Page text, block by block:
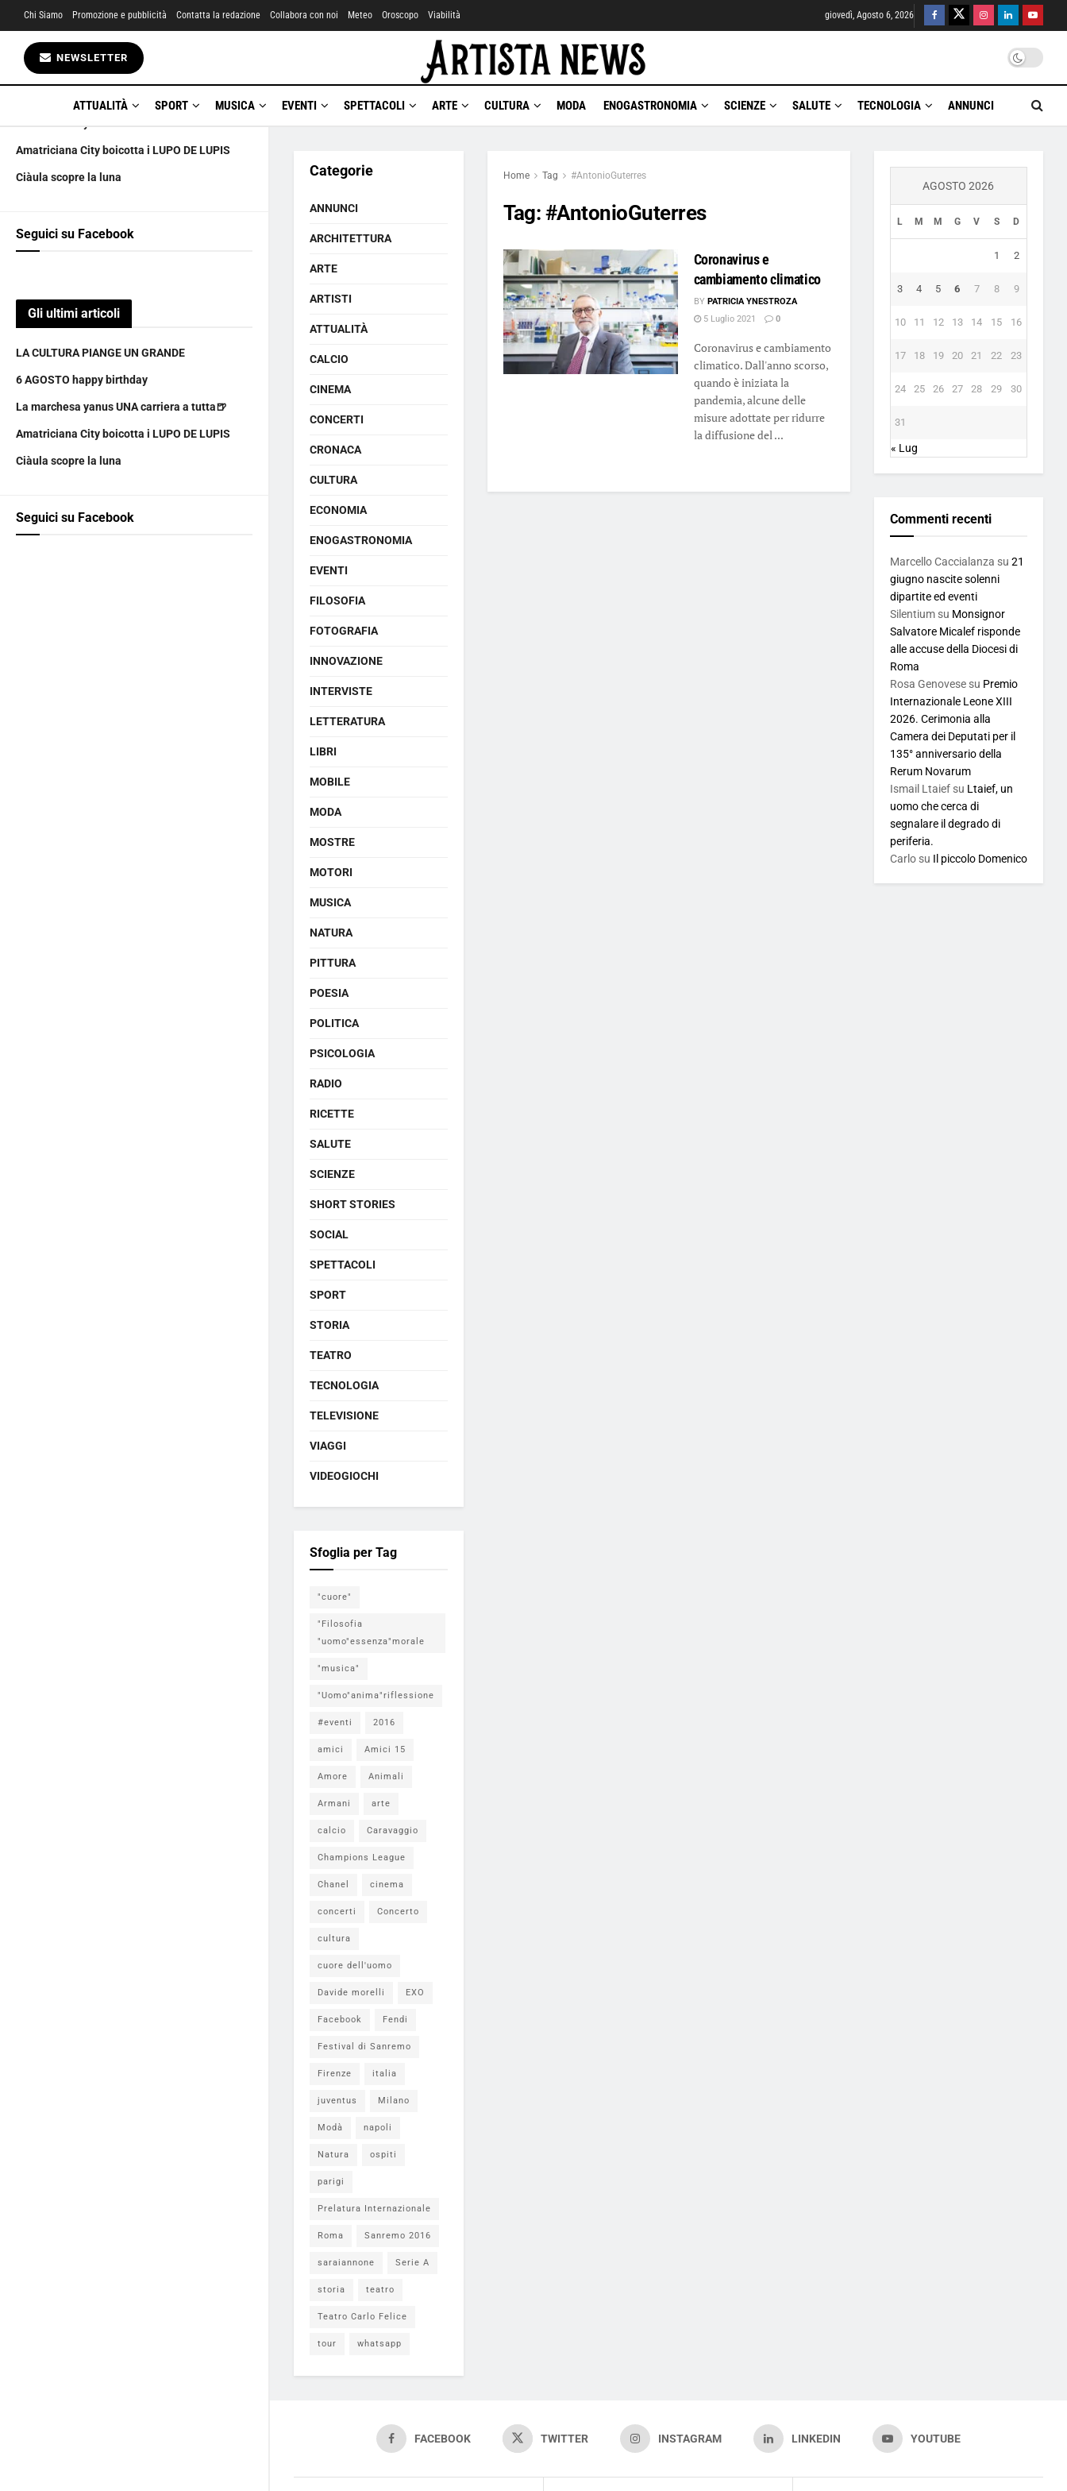
Gli ultimi articoli
LA CULTURA PIANGE UN GRANDE
6 AGOSTO happy birthday
Amatriciana City boicotta i LUPO DE LUPIS
Ciàula scopre la luna
Seguici su Facebook
Gli ultimi articoli
LA CULTURA PIANGE UN GRANDE
6 AGOSTO happy birthday
La marchesa yanus UNA carriera a tutta🍺
Amatriciana City boicotta i LUPO DE LUPIS
Ciàula scopre la luna
Seguici su Facebook
Chi Siamo Promozione e pubblicità Contatta la redazione Collabora con noi Meteo Oroscopo Viabilità giovedì, Agosto 6, 2026
NEWSLETTER
ATTUALITÀ SPORT MUSICA EVENTI SPETTACOLI ARTE CULTURA MODA ENOGASTRONOMIA SCIENZE SALUTE TECNOLOGIA ANNUNCI
Home Tag #AntonioGuterres
Tag: #AntonioGuterres
Coronavirus e
cambiamento climatico
BY PATRICIA YNESTROZA
5 Luglio 2021
0
Coronavirus e cambiamento
climatico. Dall'anno scorso,
quando è iniziata la
pandemia, alcune delle
misure adottate per ridurre
la diffusione del ...
Categorie
ANNUNCI
ARCHITETTURA
ARTE
ARTISTI
ATTUALITÀ
CALCIO
CINEMA
CONCERTI
CRONACA
CULTURA
ECONOMIA
ENOGASTRONOMIA
EVENTI
FILOSOFIA
FOTOGRAFIA
INNOVAZIONE
INTERVISTE
LETTERATURA
LIBRI
MOBILE
MODA
MOSTRE
MOTORI
MUSICA
NATURA
PITTURA
POESIA
POLITICA
PSICOLOGIA
RADIO
RICETTE
SALUTE
SCIENZE
SHORT STORIES
SOCIAL
SPETTACOLI
SPORT
STORIA
TEATRO
TECNOLOGIA
TELEVISIONE
VIAGGI
VIDEOGIOCHI
Sfoglia per Tag
"cuore"
"Filosofia
"uomo"essenza"morale
"musica"
"Uomo"anima"riflessione
#eventi 2016
amici Amici 15
Amore Animali
Armani arte
calcio Caravaggio
Champions League
Chanel cinema
concerti Concerto
cultura
cuore dell'uomo
Davide morelli EXO
Facebook Fendi
Festival di Sanremo
Firenze italia
juventus Milano
Modà napoli
Natura ospiti
parigi
Prelatura Internazionale
Roma Sanremo 2016
saraiannone Serie A
storia teatro
Teatro Carlo Felice
tour whatsapp
AGOSTO 2026
L M M G V S D
1 2
3 4 5 6 7 8 9
10 11 12 13 14 15 16
17 18 19 20 21 22 23
24 25 26 27 28 29 30
31
« Lug
Commenti recenti
Marcello Caccialanza su 21
giugno nascite solenni
dipartite ed eventi
Silentiumsu Monsignor
Salvatore Micalef risponde
alle accuse della Diocesi di
Roma
Rosa Genovesesu Premio
Internazionale Leone XIII
2026. Cerimonia alla
Camera dei Deputati per il
135° anniversario della
Rerum Novarum
Ismail Ltaiefsu Ltaief, un
uomo che cerca di
segnalare il degrado di
periferia.
Carlosu Il piccolo Domenico
FACEBOOK TWITTER INSTAGRAM LINKEDIN YOUTUBE